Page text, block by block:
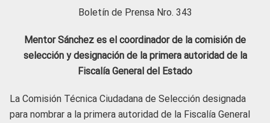
Boletín de Prensa Nro. 343
Mentor Sánchez es el coordinador de la comisión de
selección y designación de la primera autoridad de la
Fiscalía General del Estado
La Comisión Técnica Ciudadana de Selección designada
para nombrar a la primera autoridad de la Fiscalía General